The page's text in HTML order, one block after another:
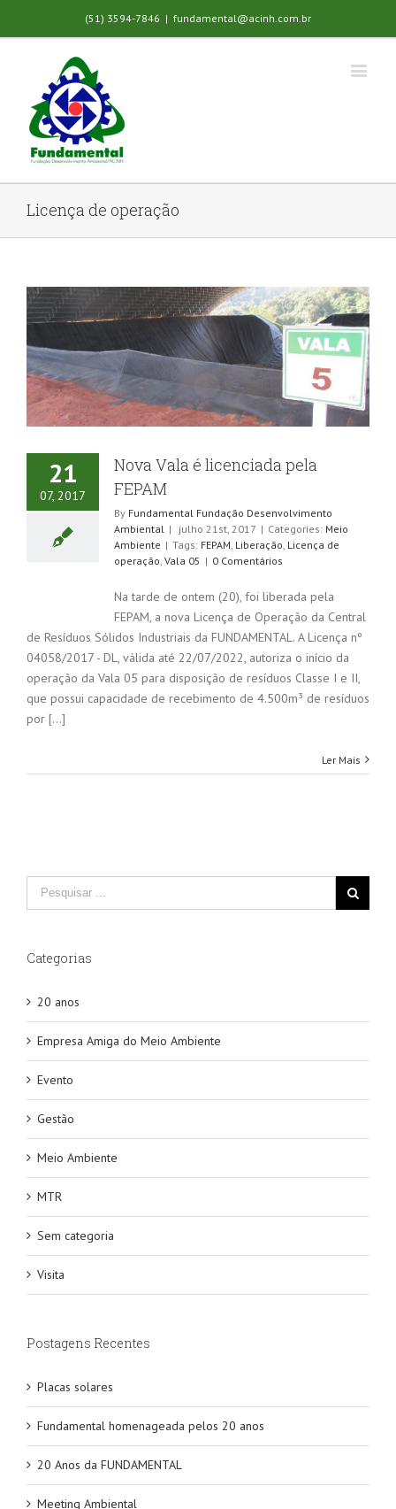
(51) 3594-7846 | fundamental@acinh.com.br
Licença de operação
21
07, 2017
Nova Vala é licenciada pela
FEPAM
By Fundamental Fundação Desenvolvimento
Ambiental | julho 21st, 2017 | Categories: Meio
Ambiente | Tags: FEPAM Liberação Licença de
operação Vala 05 | 0 Comentários
Na tarde de ontem (20), foi liberada pela
FEPAM, a nova Licença de Operação da Central
de Resíduos Sólidos Industriais da FUNDAMENTAL. A Licença nº
04058/2017 - DL, válida até 22/07/2022, autoriza o início da
operação da Vala 05 para disposição de resíduos Classe I e II,
que possui capacidade de recebimento de 4.500m³ de resíduos
por [...]
Ler Mais
Categorias
20 anos
Empresa Amiga do Meio Ambiente
Evento
Gestão
Meio Ambiente
MTR
Sem categoria
Visita
Postagens Recentes
Placas solares
Fundamental homenageada pelos 20 anos
20 Anos da FUNDAMENTAL
Meeting Ambiental